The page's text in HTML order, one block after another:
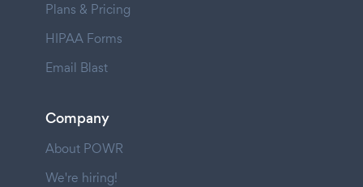
Plans & Pricing
HIPAA Forms
Email Blast
Company
About POWR
We're hiring!